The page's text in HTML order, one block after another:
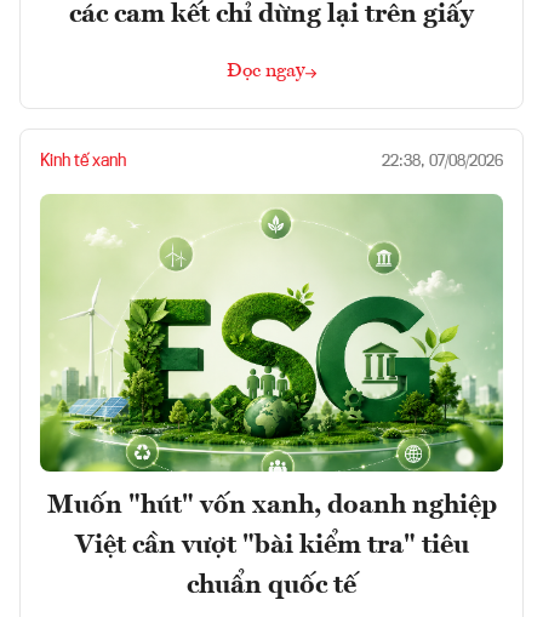
các cam kết chỉ dừng lại trên giấy
Đọc ngay
Kinh tế xanh 22:38, 07/08/2026
Muốn "hút" vốn xanh, doanh nghiệp
Việt cần vượt "bài kiểm tra" tiêu
chuẩn quốc tế